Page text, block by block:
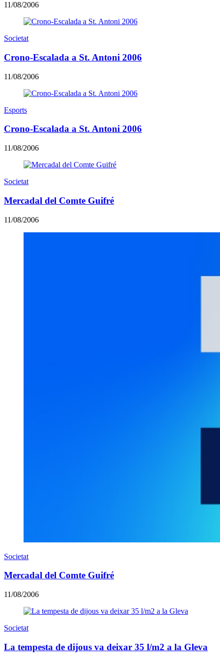
11/08/2006
Societat
Crono-Escalada a St. Antoni 2006
11/08/2006
Esports
Crono-Escalada a St. Antoni 2006
11/08/2006
Societat
Mercadal del Comte Guifré
11/08/2006
Societat
Mercadal del Comte Guifré
11/08/2006
Societat
La tempesta de dijous va deixar 35 l/m2 a la Gleva